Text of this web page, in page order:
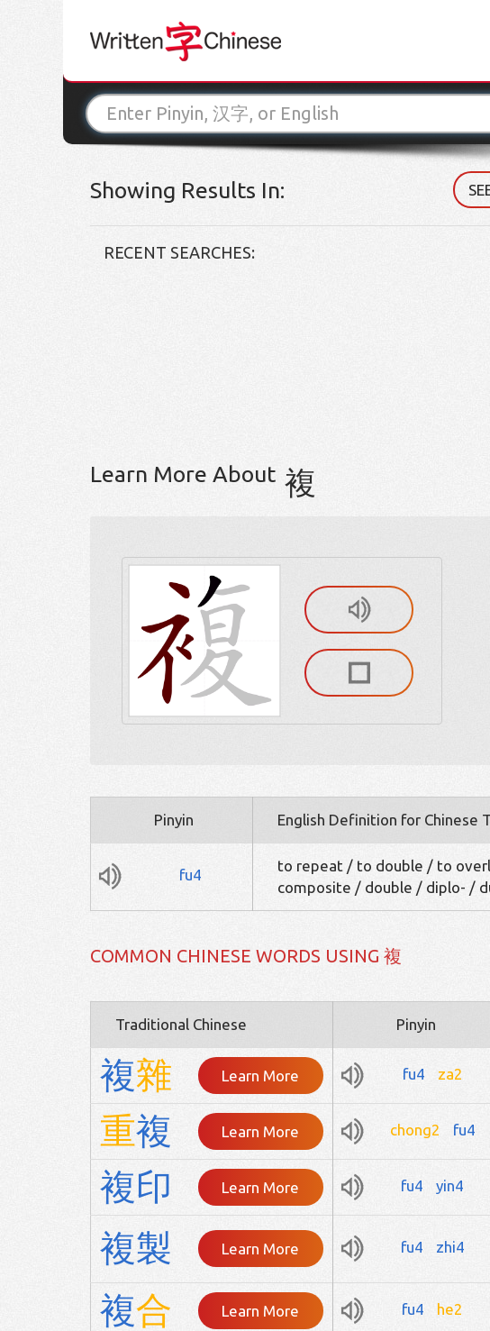
Showing Results In:
RECENT SEARCHES:
Learn More About 複
Pinyin English Definition for Chinese
fu4
to repeat / to double / to
composite / double / diplo- /
COMMON CHINESE WORDS USING 複
Traditional Chinese Pinyin
複雜 Learn More fu4 za2
重複 Learn More chong2 fu4
複印 Learn More fu4 yin4
複製 Learn More fu4 zhi4
複合 Learn More fu4 he2